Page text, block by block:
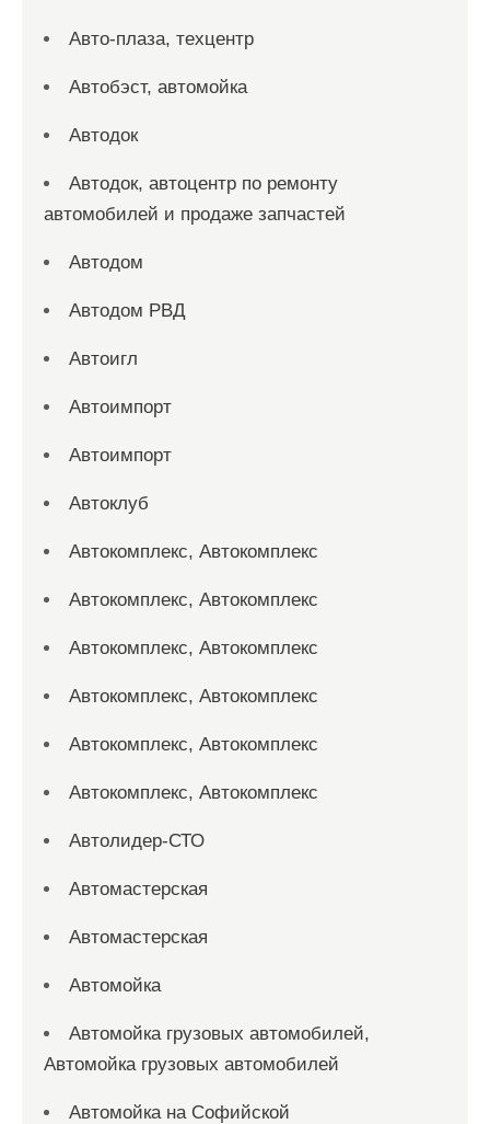
Авто-плаза, техцентр
Автобэст, автомойка
Автодок
Автодок, автоцентр по ремонту
автомобилей и продаже запчастей
Автодом
Автодом РВД
Автоигл
Автоимпорт
Автоимпорт
Автоклуб
Автокомплекс, Автокомплекс
Автокомплекс, Автокомплекс
Автокомплекс, Автокомплекс
Автокомплекс, Автокомплекс
Автокомплекс, Автокомплекс
Автокомплекс, Автокомплекс
Автолидер-СТО
Автомастерская
Автомастерская
Автомойка
Автомойка грузовых автомобилей,
Автомойка грузовых автомобилей
Автомойка на Софийской